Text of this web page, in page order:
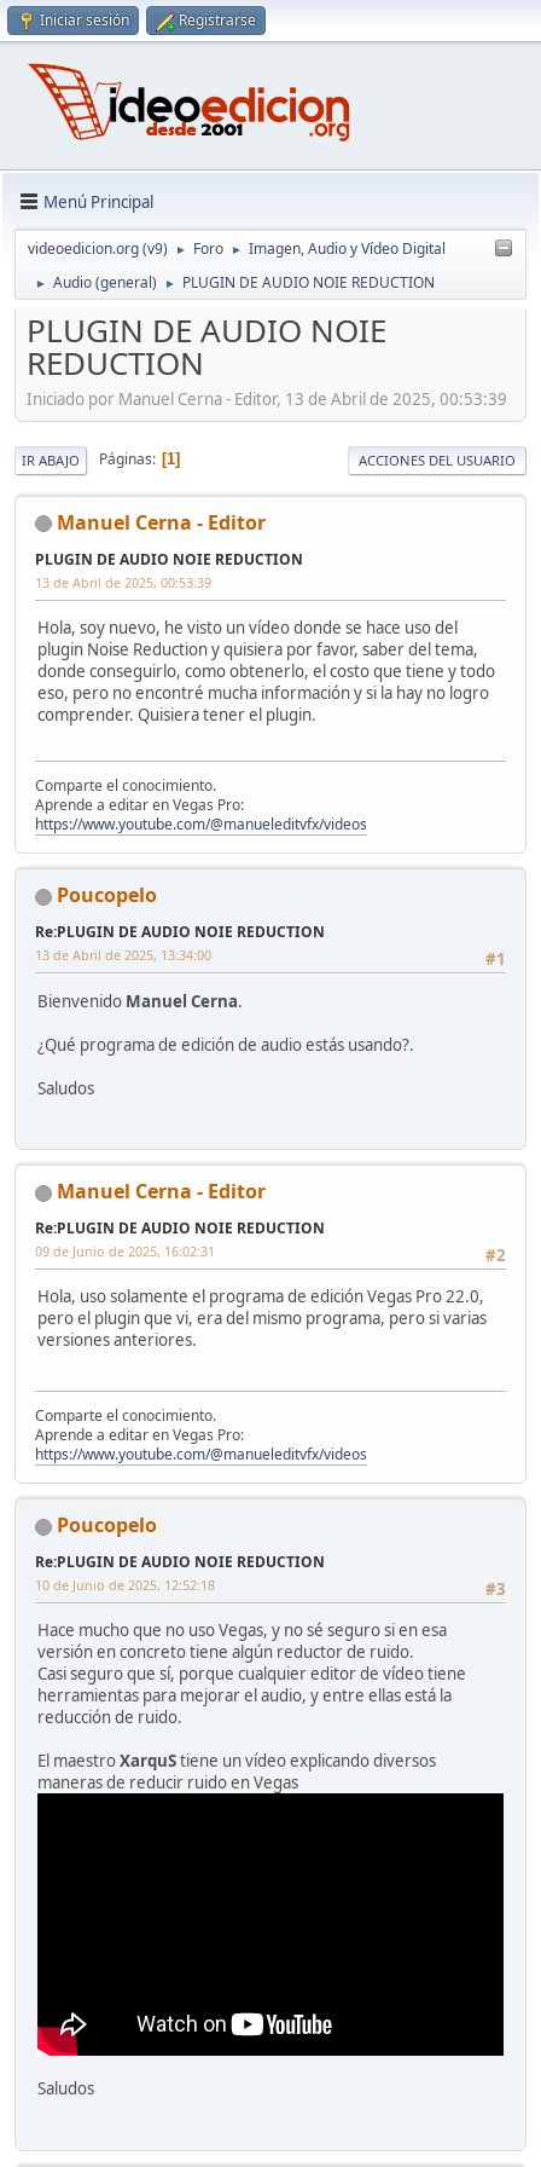
Iniciar sesión Registrarse
Menú Principal
videoedicion.org (v9) ► Foro ► Imagen, Audio y Vídeo Digital
► Audio (general) ► PLUGIN DE AUDIO NOIE REDUCTION
PLUGIN DE AUDIO NOIE
REDUCTION
Iniciado por Manuel Cerna - Editor, 13 de Abril de 2025, 00:53:39
IR ABAJO Páginas 1 ACCIONES DEL USUARIO
Manuel Cerna - Editor
PLUGIN DE AUDIO NOIE REDUCTION
13 de Abril de 2025, 00:53:39
Hola, soy nuevo, he visto un vídeo donde se hace uso del
plugin Noise Reduction y quisiera por favor, saber del tema,
donde conseguirlo, como obtenerlo, el costo que tiene y todo
eso, pero no encontré mucha información y si la hay no logro
comprender. Quisiera tener el plugin.
Comparte el conocimiento.
Aprende a editar en Vegas Pro:
https://www.youtube.com/@manueleditvfx/videos
Poucopelo
Re:PLUGIN DE AUDIO NOIE REDUCTION
#1
13 de Abril de 2025, 13:34:00
Bienvenido Manuel Cerna.
¿Qué programa de edición de audio estás usando?.
Saludos
Manuel Cerna - Editor
Re:PLUGIN DE AUDIO NOIE REDUCTION
#2
09 de Junio de 2025, 16:02:31
Hola, uso solamente el programa de edición Vegas Pro 22.0,
pero el plugin que vi, era del mismo programa, pero si varias
versiones anteriores.
Comparte el conocimiento.
Aprende a editar en Vegas Pro:
https://www.youtube.com/@manueleditvfx/videos
Poucopelo
Re:PLUGIN DE AUDIO NOIE REDUCTION
#3
10 de Junio de 2025, 12:52:18
Hace mucho que no uso Vegas, y no sé seguro si en esa
versión en concreto tiene algún reductor de ruido.
Casi seguro que sí, porque cualquier editor de vídeo tiene
herramientas para mejorar el audio, y entre ellas está la
reducción de ruido.
El maestroXarquStiene un vídeo explicando diversos
maneras de reducir ruido en Vegas
Saludos